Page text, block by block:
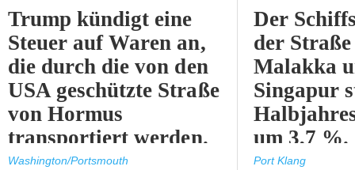
Trump kündigt eine
Steuer auf Waren an,
die durch die von den
USA geschützte Straße
von Hormus
transportiert werden.
Washington/Portsmouth
Der
der
Malakka
Singapur
um 3,7 %.
Port Klang